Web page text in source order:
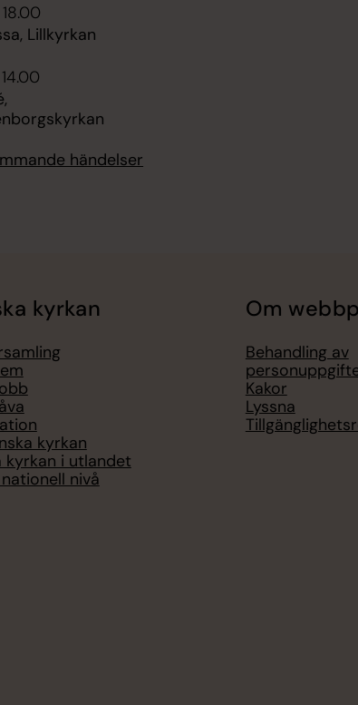
Lillkyrkan
händelser
kyrkan
kyrkan
kyrkan i utlandet
nivå
Om
Behandling av
Kakor
Lyssna